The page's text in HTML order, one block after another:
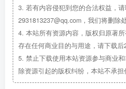
3. 若有内容侵犯到您的合法权益，
2931813237@qq.com，我们将删除
4. 本站所有资源内容，版权归原著
存在任何商业目的与用途，请下载后
5. 禁止下载使用本站资源参与商业
除资源引起的版权纠纷，本站不承担